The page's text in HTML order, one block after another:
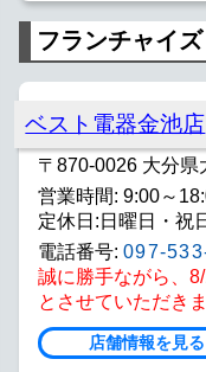
フランチャイズ
ベスト電器金池店
〒870-0026 大分
営業時間: 9:00～
定休日:日曜日・祝
電話番号: 097-
誠に勝手ながら、
とさせていただきま
店舗情報を見る